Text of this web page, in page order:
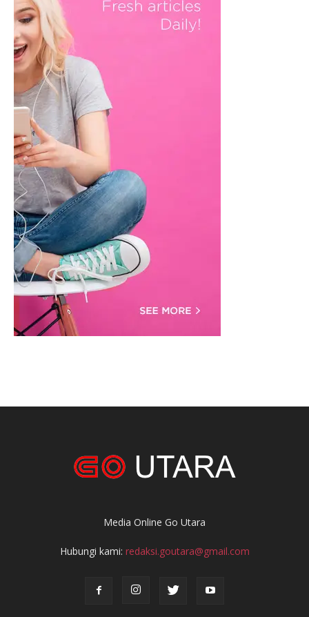
Media Online Go Utara
Hubungi kami: redaksi.goutara@gmail.com